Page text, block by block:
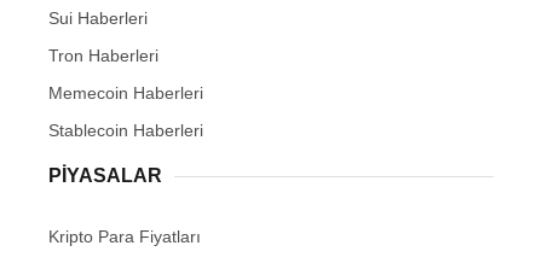
Sui Haberleri
Tron Haberleri
Memecoin Haberleri
Stablecoin Haberleri
PIYASALAR
Kripto Para Fiyatları